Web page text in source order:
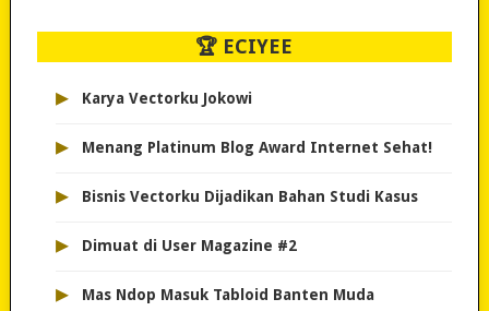
🏆 ECIYEE
▸ Karya Vectorku Jokowi
▸ Menang Platinum Blog Award Internet Sehat!
▸ Bisnis Vectorku Dijadikan Bahan Studi Kasus
▸ Dimuat di User Magazine #2
▸ Mas Ndop Masuk Tabloid Banten Muda